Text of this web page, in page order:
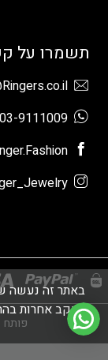
תשמרו על
03-9111009
פותח
מעקב אחרות